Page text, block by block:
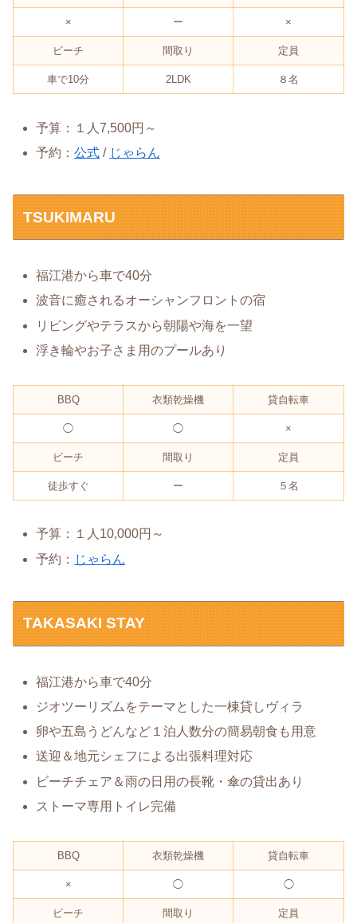
× ー ×
ビーチ 間取り 定員
車で10分 2LDK ８名
予算：１人7,500円～
予約：公式 / じゃらん
TSUKIMARU
福江港から車で40分
波音に癒されるオーシャンフロントの宿
リビングやテラスから朝陽や海を一望
浮き輪やお子さま用のプールあり
BBQ 衣類乾燥機 貸自転車
◯ ◯ ×
ビーチ 間取り 定員
徒歩すぐ ー ５名
予算：１人10,000円～
予約： じゃらん
TAKASAKI STAY
福江港から車で40分
ジオツーリズムをテーマとした一棟貸しヴィラ
卵や五島うどんなど１泊人数分の簡易朝食も用意
送迎＆地元シェフによる出張料理対応
ビーチチェア＆雨の日用の長靴・傘の貸出あり
ストーマ専用トイレ完備
BBQ 衣類乾燥機 貸自転車
× ◯ ◯
ビーチ 間取り 定員